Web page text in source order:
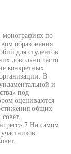
по
образования
для студентов
довольно часто
конкретных
В
и
под
оцениваются
общих
На самом